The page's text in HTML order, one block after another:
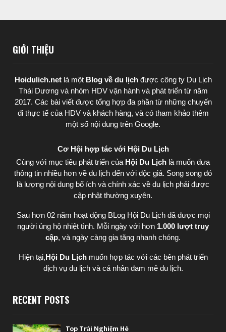
GIỚI THIỆU
Hoidulich.net là một Blog về du lịchđược công ty Du Lịch
Thái Dươngvà nhóm HDV vận hành và phát triển từ năm
2017. Các bài viết được tổng hợp đa phần từ những chuyến
đi thực tế của HDV và khách hàng, và có tham khảo thêm
một số nội dung trên Google.
Cơ Hội hợp tác với Hội Du Lịch
Cùng với mục tiêu phát triển của Hội Du Lịch là muốn đưa
thông tin nhiều hơn về du lịch đến với độc giả. Song song đó
là lượng nội dung bổ ích và chính xác về du lịch phải được
cập nhật thường xuyên.
Sau hơn 02 năm hoạt động BLog Hội Du Lịch đã được mọi
người ủng hộ nhiệt tình. Mỗi ngày với hơn 1.000 lượt truy
cập, và ngày càng gia tăng nhanh chóng.
Hiện tại,Hội Du Lịch muốn hợp tác với các bên phát triển
dịch vụ du lịch và cá nhân đam mê du lịch.
RECENT POSTS
Top Trải Nghiệm Hè